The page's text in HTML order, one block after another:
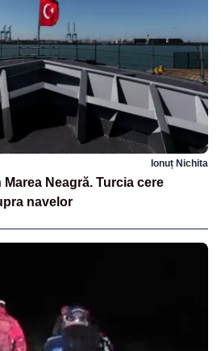
Ionuț Nichita
Neagră. Turcia cere
navelor